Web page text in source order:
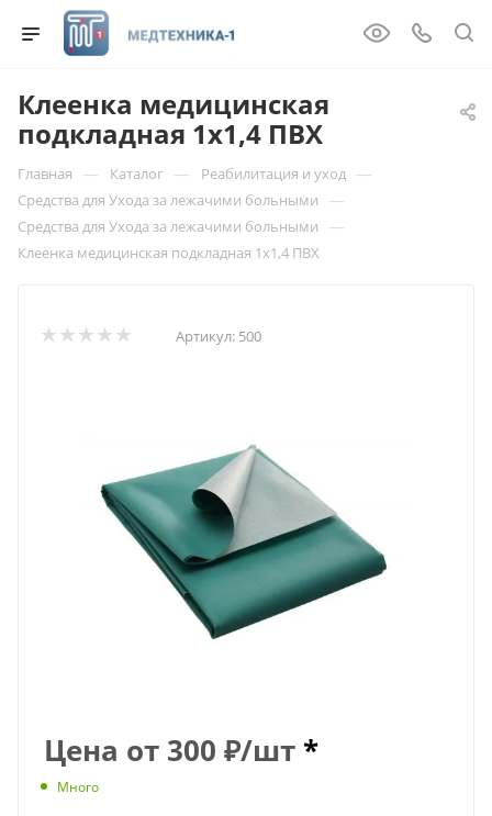
Клеенка медицинская
подкладная 1х1,4 ПВХ
Главная — Каталог — Реабилитация и уход —
Средства для Ухода за лежачими больными —
Средства для Ухода за лежачими больными —
Клеенка медицинская подкладная 1х1,4 ПВХ
Артикул: 500
Цена от 300 ₽/шт *
Много